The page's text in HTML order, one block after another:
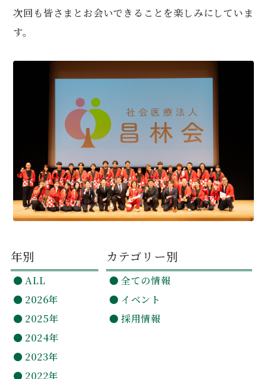
次回も皆さまとお会いできることを楽しみにしていま
す。
年別
ALL
2026年
2025年
2024年
2023年
2022年
カテゴリー別
全ての情報
イベント
採用情報